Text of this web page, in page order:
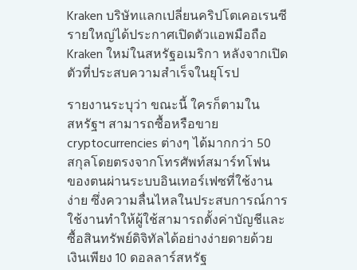
Kraken บริษัทแลกเปลี่ยนคริปโตเคอเรนซี
รายใหญ่ได้ประกาศเปิดตัวแอพมือถือ
Kraken ใหม่ในสหรัฐอเมริกา หลังจากเปิด
ตัวที่ประสบความสำเร็จในยุโรป
รายงานระบุว่า ขณะนี้ ใครก็ตามใน
สหรัฐฯ สามารถซื้อหรือขาย
cryptocurrencies ต่างๆ ได้มากกว่า 50
สกุลโดยตรงจากโทรศัพท์สมาร์ทโฟน
ของตนผ่านระบบอินเทอร์เฟซที่ใช้งาน
ง่าย ซึ่งความลื่นไหลในประสบการณ์การ
ใช้งานทำให้ผู้ใช้สามารถตั้งค่าบัญชีและ
ซื้อสินทรัพย์ดิจิทัลได้อย่างง่ายดายด้วย
เงินเพียง 10 ดอลลาร์สหรัฐ